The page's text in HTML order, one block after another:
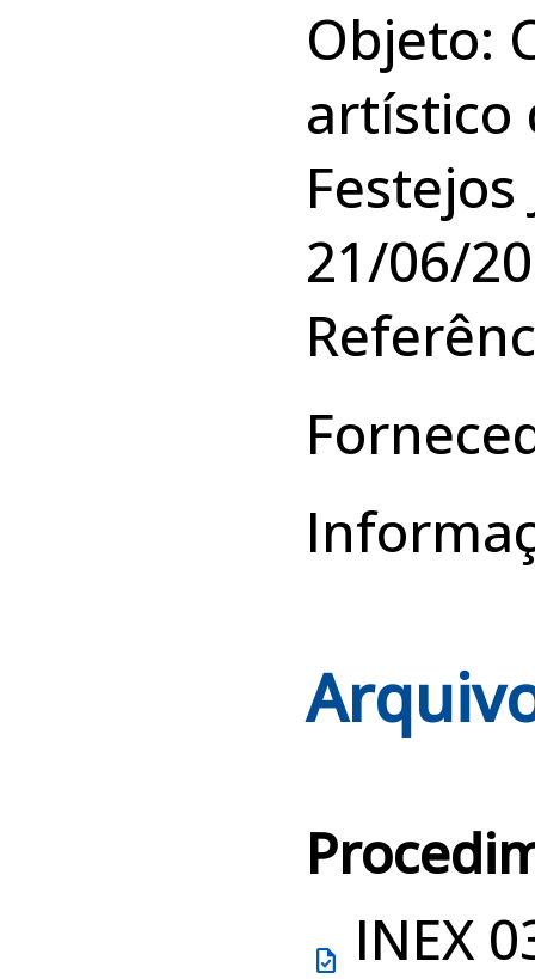
Objeto:
artístico
21/06/
task INEX